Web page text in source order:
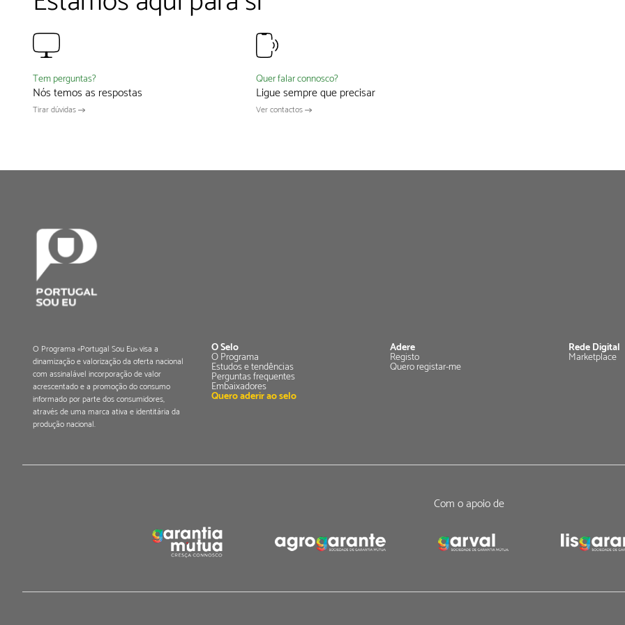
Tem perguntas?
Nós temos as respostas
Tirar dúvidas
Quer falar connosco?
Ligue sempre que precisar
Ver contactos
O Programa «Portugal Sou Eu» visa a
dinamização e valorização da oferta nacional
com assinalável incorporação de valor
acrescentado e a promoção do consumo
informado por parte dos consumidores,
através de uma marca ativa e identitária da
produção nacional.
O Selo
O Programa
Estudos e tendências
Perguntas frequentes
Embaixadores
Quero aderir ao selo
Adere
Registo
Quero registar-me
Rede Digital
Marketplace
Com o apoio de